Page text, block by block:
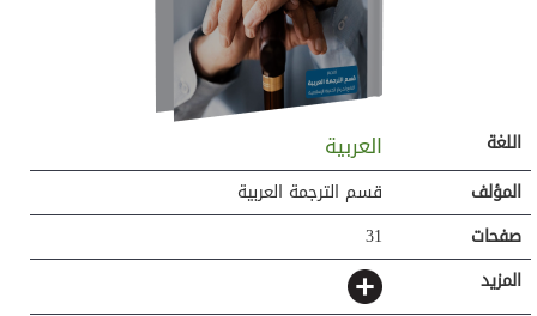
اللغة العربية
المؤلف
قسم الترجمة العربية
صفحات
31
المزيد